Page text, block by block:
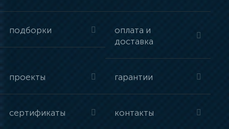
подборки
оплата и
доставка
проекты гарантии
сертификаты контакты